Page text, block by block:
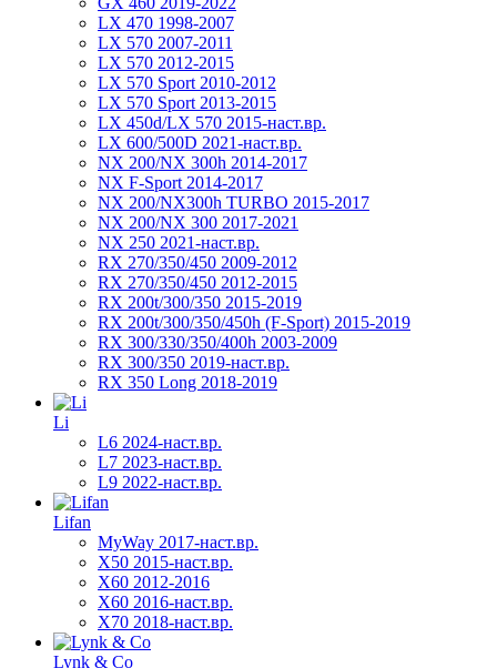
LX 470 1998-2007
LX 570 2007-2011
LX 570 2012-2015
LX 570 Sport 2010-2012
LX 570 Sport 2013-2015
LX 450d/LX 570 2015-наст.вр.
LX 600/500D 2021-наст.вр.
NX 200/NX 300h 2014-2017
NX F-Sport 2014-2017
NX 200/NX300h TURBO 2015-2017
NX 200/NX 300 2017-2021
NX 250 2021-наст.вр.
RX 270/350/450 2009-2012
RX 270/350/450 2012-2015
RX 200t/300/350 2015-2019
RX 200t/300/350/450h (F-Sport) 2015-2019
RX 300/330/350/400h 2003-2009
RX 300/350 2019-наст.вр.
RX 350 Long 2018-2019
Li
L6 2024-наст.вр.
L7 2023-наст.вр.
L9 2022-наст.вр.
Lifan
MyWay 2017-наст.вр.
X50 2015-наст.вр.
X60 2012-2016
X60 2016-наст.вр.
X70 2018-наст.вр.
Lynk & Co